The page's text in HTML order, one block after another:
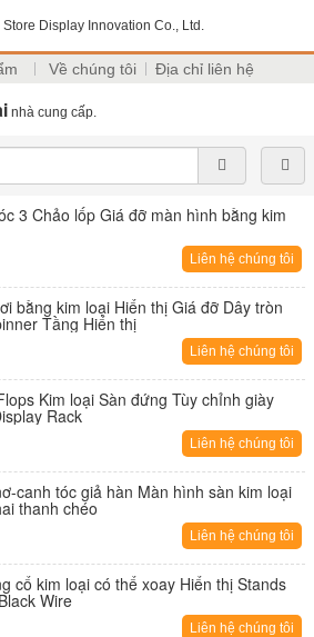
Display Innovation Co., Ltd.
Về chúng tôi Địa chỉ liên hệ
nhà cung cấp.
3 Chảo lốp Giá đỡ màn hình bằng kim
Liên hệ chúng tôi
bằng kim loại Hiển thị Giá đỡ Dây tròn
Tầng Hiển thị
Liên hệ chúng tôi
Kim loại Sàn đứng Tùy chỉnh giày
Rack
Liên hệ chúng tôi
canh tóc giả hàn Màn hình sàn kim loại
thanh chéo
Liên hệ chúng tôi
cổ kim loại có thể xoay Hiển thị Stands
Wire
Liên hệ chúng tôi